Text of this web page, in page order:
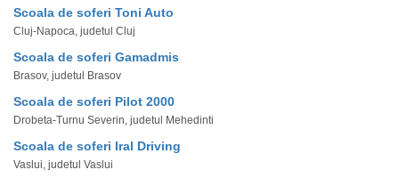
Scoala de soferi Toni Auto
Cluj-Napoca, judetul Cluj
Scoala de soferi Gamadmis
Brasov, judetul Brasov
Scoala de soferi Pilot 2000
Drobeta-Turnu Severin, judetul Mehedinti
Scoala de soferi Iral Driving
Vaslui, judetul Vaslui